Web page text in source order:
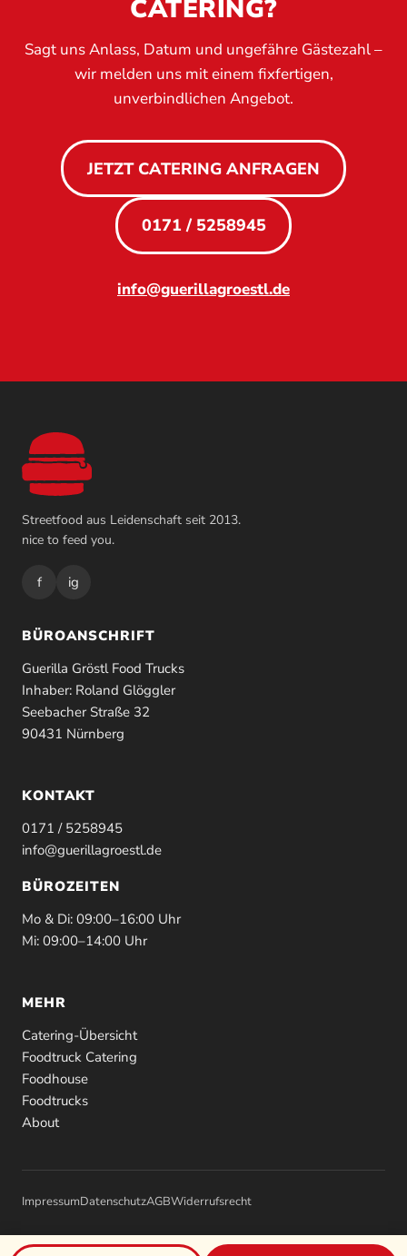
CATERING?
Sagt uns Anlass, Datum und ungefähre Gästezahl –
wir melden uns mit einem fixfertigen,
unverbindlichen Angebot.
JETZT CATERING ANFRAGEN
0171 / 5258945
info@guerillagroestl.de
Streetfood aus Leidenschaft seit 2013.
nice to feed you.
f ig
BÜROANSCHRIFT
Guerilla Gröstl Food Trucks
Inhaber: Roland Glöggler
Seebacher Straße 32
90431 Nürnberg
KONTAKT
0171 / 5258945
info@guerillagroestl.de
BÜROZEITEN
Mo & Di: 09:00–16:00 Uhr
Mi: 09:00–14:00 Uhr
MEHR
Catering-Übersicht
Foodtruck Catering
Foodhouse
Foodtrucks
About
ImpressumDatenschutzAGBWiderrufsrecht